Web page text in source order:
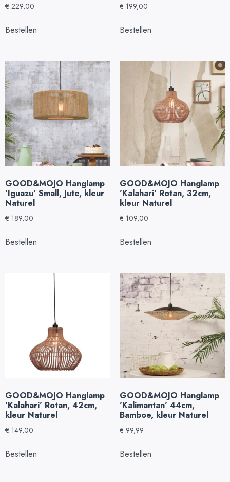
€ 229,00
Bestellen
€ 199,00
Bestellen
GOOD&MOJO Hanglamp
'Iguazu' Small, Jute, kleur
Naturel
€ 189,00
Bestellen
GOOD&MOJO Hanglamp
'Kalahari' Rotan, 32cm,
kleur Naturel
€ 109,00
Bestellen
GOOD&MOJO Hanglamp
'Kalahari' Rotan, 42cm,
kleur Naturel
€ 149,00
Bestellen
GOOD&MOJO Hanglamp
'Kalimantan' 44cm,
Bamboe, kleur Naturel
€ 99,99
Bestellen